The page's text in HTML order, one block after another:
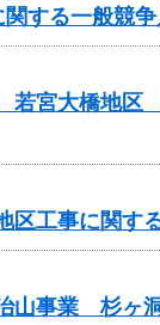
関する一般競
若宮大橋地
工事に関す
山事業 杉ヶ